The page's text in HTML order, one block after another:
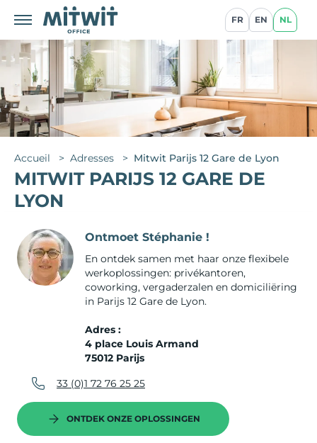
FR EN NL
Accueil > Adresses > Mitwit Parijs 12 Gare de Lyon
MITWIT PARIJS 12 GARE DE
LYON
Ontmoet Stéphanie !
En ontdek samen met haar onze flexibele
werkoplossingen: privékantoren,
coworking, vergaderzalen en domiciliëring
in Parijs 12 Gare de Lyon.
Adres :
4 place Louis Armand
75012 Parijs
33 (0)1 72 76 25 25
ONTDEK ONZE OPLOSSINGEN